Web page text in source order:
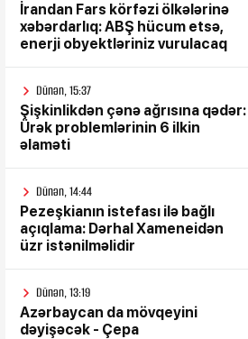
İrandan Fars körfəzi ölkələrinə
xəbərdarlıq: ABŞ hücum etsə,
enerji obyektləriniz vurulacaq
Dünən, 15:37
Şişkinlikdən çənə ağrısına qədər:
Ürək problemlərinin 6 ilkin
əlaməti
Dünən, 14:44
Pezeşkianın istefası ilə bağlı
açıqlama: Dərhal Xameneidən
üzr istənilməlidir
Dünən, 13:19
Azərbaycan da mövqeyini
dəyişəcək - Çepa